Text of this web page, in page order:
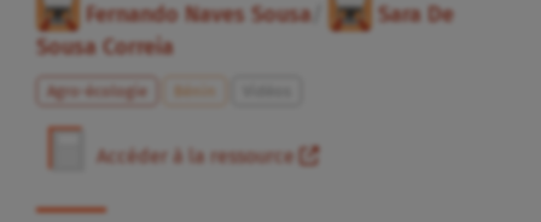
Fernando Naves Sousa
Sara De
Sousa Correia
Agro-écologie
Accéder à la ressource